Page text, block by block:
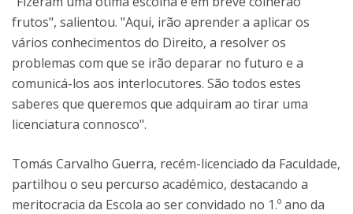
frutos", salientou. "Aqui, irão aprender a aplicar os
vários conhecimentos do Direito, a resolver os
problemas com que se irão deparar no futuro e a
comunicá-los aos interlocutores. São todos estes
saberes que queremos que adquiram ao tirar uma
licenciatura connosco".
Tomás Carvalho Guerra, recém-licenciado da Faculdade,
partilhou o seu percurso académico, destacando a
meritocracia da Escola ao ser convidado no 1.º ano da